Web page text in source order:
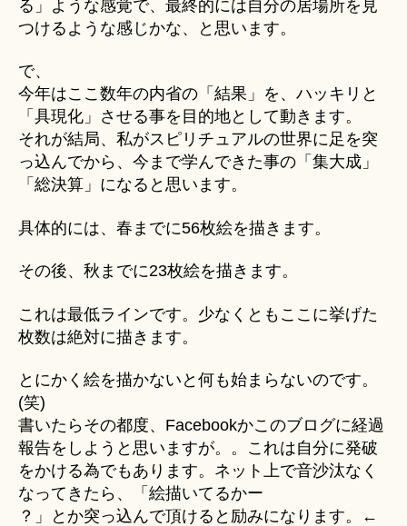
る」ような感覚で、最終的には自分の居場所を見
つけるような感じかな、と思います。
で、
今年はここ数年の内省の「結果」を、ハッキリと
「具現化」させる事を目的地として動きます。
それが結局、私がスピリチュアルの世界に足を突
っ込んでから、今まで学んできた事の「集大成」
「総決算」になると思います。
具体的には、春までに56枚絵を描きます。
その後、秋までに23枚絵を描きます。
これは最低ラインです。少なくともここに挙げた
枚数は絶対に描きます。
とにかく絵を描かないと何も始まらないのです。
(笑)
書いたらその都度、Facebookかこのブログに経過
報告をしようと思いますが。。これは自分に発破
をかける為でもあります。ネット上で音沙汰なく
なってきたら、「絵描いてるかー
？」とか突っ込んで頂けると励みになります。←